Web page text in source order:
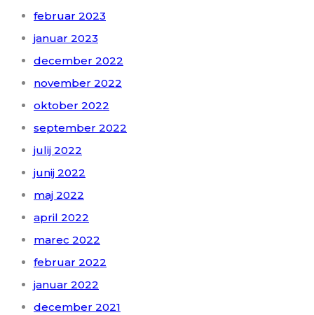
februar 2023
januar 2023
december 2022
november 2022
oktober 2022
september 2022
julij 2022
junij 2022
maj 2022
april 2022
marec 2022
februar 2022
januar 2022
december 2021